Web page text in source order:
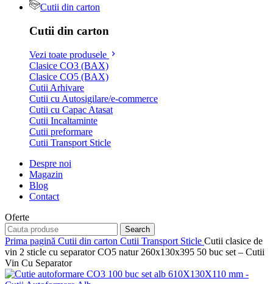
Cutii din carton
Cutii din carton
Vezi toate produsele
Clasice CO3 (BAX)
Clasice CO5 (BAX)
Cutii Arhivare
Cutii cu Autosigilare/e-commerce
Cutii cu Capac Atasat
Cutii Incaltaminte
Cutii preformare
Cutii Transport Sticle
Despre noi
Magazin
Blog
Contact
Oferte
Search
Prima pagină Cutii din carton Cutii Transport Sticle Cutii clasice de
vin 2 sticle cu separator CO5 natur 260x130x395 50 buc set – Cutii
Vin Cu Separator